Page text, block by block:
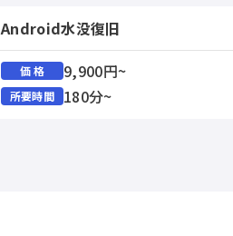
Android水没復旧
価 格 9,900円~
所要時間 180分~